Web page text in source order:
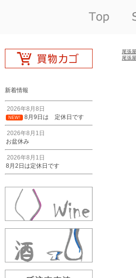
新着情報
2026年8月8日
NEW! 8月9日は 定休日です
2026年8月1日
お盆休み
2026年8月1日
8月2日は定休日です
尾張
尾張